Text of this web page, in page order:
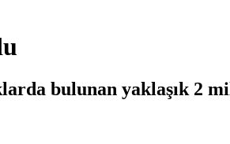
bulunan yaklaşık 2